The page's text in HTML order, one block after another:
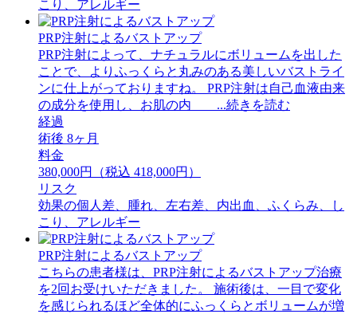
こり、アレルギー
PRP注射によるバストアップ
PRP注射によって、ナチュラルにボリュームを出した
ことで、よりふっくらと丸みのある美しいバストライ
ンに仕上がっておりますね。 PRP注射は自己血液由来
の成分を使用し、お肌の内 ...続きを読む
経過
術後 8ヶ月
料金
380,000円（税込 418,000円）
リスク
効果の個人差、腫れ、左右差、内出血、ふくらみ、し
こり、アレルギー
PRP注射によるバストアップ
こちらの患者様は、PRP注射によるバストアップ治療
を2回お受けいただきました。 施術後は、一目で変化
を感じられるほど全体的にふっくらとボリュームが増